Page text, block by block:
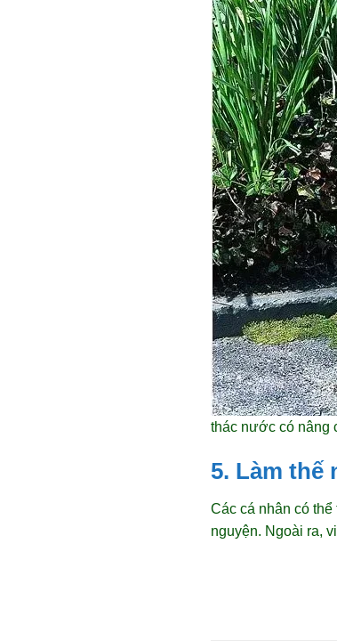
thác nước có nâng
5. Làm thế
Các cá nhân có
nguyện. Ngoài ra,